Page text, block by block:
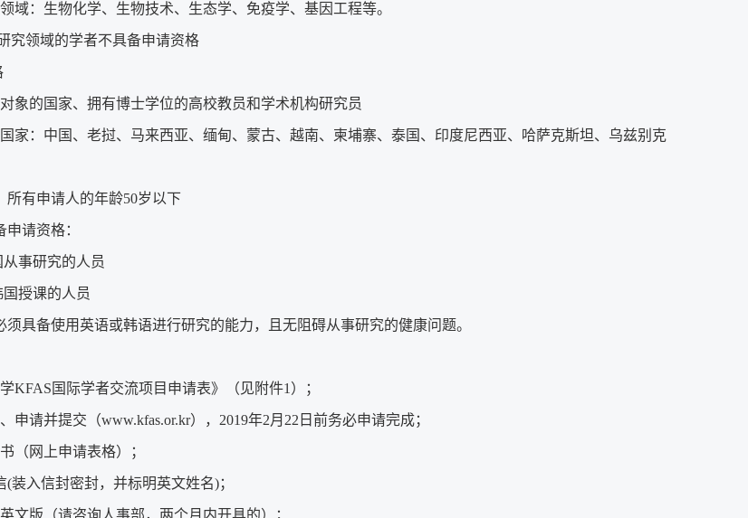
领域：生物化学、生物技术、生态学、免疫学、基因工程等。
究领域的学者不具备申请资格
对象的国家、拥有博士学位的高校教员和学术机构研究员
国家：中国、老挝、马来西亚、缅甸、蒙古、越南、柬埔寨、泰国、印度尼西亚、哈萨克斯坦、乌兹别克
所有申请人的年龄50岁以下
请资格：
从事研究的人员
国授课的人员
须具备使用英语或韩语进行研究的能力，且无阻碍从事研究的健康问题。
学KFAS国际学者交流项目申请表》（见附件1）；
申请并提交（www.kfas.or.kr），2019年2月22日前务必申请完成；
（网上申请表格）；
(装入信封密封，并标明英文姓名)；
英文版（请咨询人事部，两个月内开具的）；